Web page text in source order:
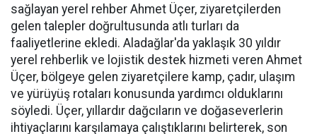
sağlayan yerel rehber Ahmet Üçer, ziyaretçilerden
gelen talepler doğrultusunda atlı turları da
faaliyetlerine ekledi. Aladağlar'da yaklaşık 30 yıldır
yerel rehberlik ve lojistik destek hizmeti veren Ahmet
Üçer, bölgeye gelen ziyaretçilere kamp, çadır, ulaşım
ve yürüyüş rotaları konusunda yardımcı olduklarını
söyledi. Üçer, yıllardır dağcıların ve doğaseverlerin
ihtiyaçlarını karşılamaya çalıştıklarını belirterek, son